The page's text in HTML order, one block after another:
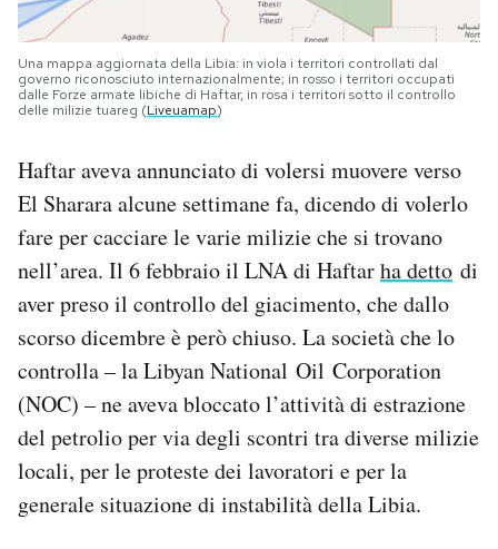
Una mappa aggiornata della Libia: in viola i territori controllati dal
governo riconosciuto internazionalmente; in rosso i territori occupati
dalle Forze armate libiche di Haftar, in rosa i territori sotto il controllo
delle milizie tuareg (Liveuamap)
Haftar aveva annunciato di volersi muovere verso
El Sharara alcune settimane fa, dicendo di volerlo
fare per cacciare le varie milizie che si trovano
nell’area. Il 6 febbraio il LNA di Haftarha detto di
aver preso il controllo del giacimento, che dallo
scorso dicembre è però chiuso. La società che lo
controlla – la Libyan National Oil Corporation
(NOC) – ne aveva bloccato l’attività di estrazione
del petrolio per via degli scontri tra diverse milizie
locali, per le proteste dei lavoratori e per la
generale situazione di instabilità della Libia.